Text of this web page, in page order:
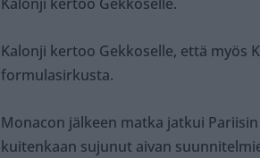
Kalonji kertoo Gekkoselle.
Kalonji kertoo Gekkoselle, että myös
formulasirkusta.
Monacon jälkeen matka jatkui
kuitenkaan sujunut aivan